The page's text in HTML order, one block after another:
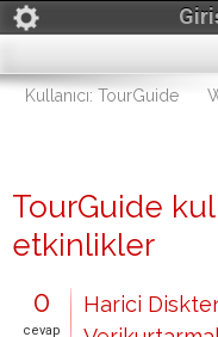
Kullanıcı: TourGuide
TourGuide
etkinlikler
0
cevap
Harici